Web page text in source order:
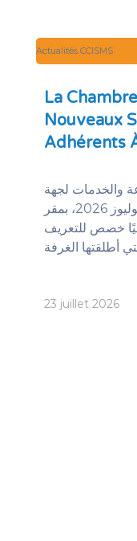
Actualités CCISMS
La
Nouveaux
Adhérents
والخدمات لجهة
مراكش آسفي، يوم الخميس23 يوليوز 2026، بمقر
خصص للتعريف
أطلقتها الغرفة
23 juillet 2026